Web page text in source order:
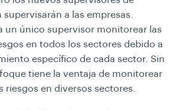
a las empresas.
un único supervisor monitorear las
en todos los sectores debido a
específico de cada sector. Sin
tiene la ventaja de monitorear
riesgos en diversos sectores.